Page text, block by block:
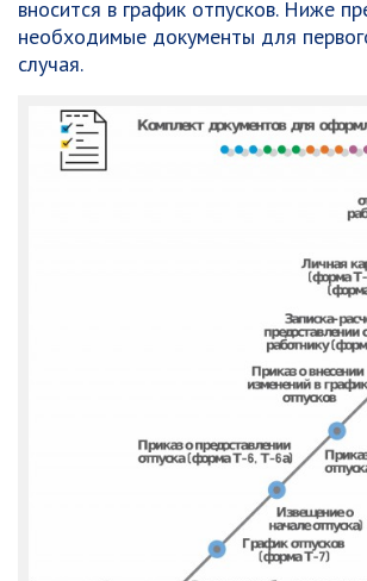
вносится в график отпусков. Ниже
необходимые документы для
случая.